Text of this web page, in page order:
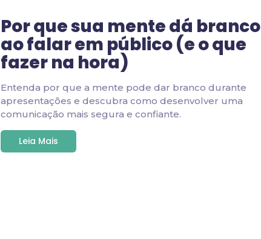
Por que sua mente dá branco
ao falar em público (e o que
fazer na hora)
Entenda por que a mente pode dar branco durante
apresentações e descubra como desenvolver uma
comunicação mais segura e confiante.
Leia Mais